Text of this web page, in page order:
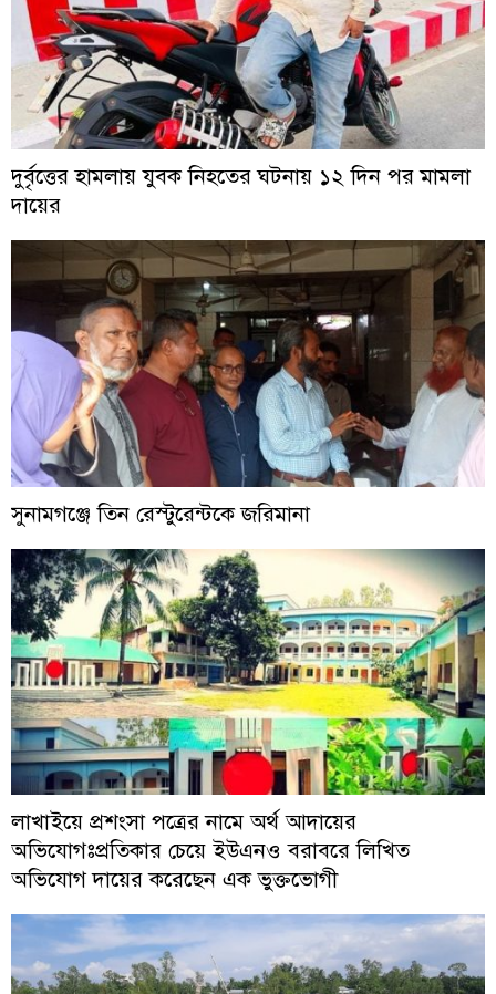
দুর্বৃত্তের হামলায় যুবক নিহতের ঘটনায় ১২ দিন পর মামলা
দায়ের
সুনামগঞ্জে তিন রেস্টুরেন্টকে জরিমানা
লাখাইয়ে প্রশংসা পত্রের নামে অর্থ আদায়ের
অভিযোগঃপ্রতিকার চেয়ে ইউএনও বরাবরে লিখিত
অভিযোগ দায়ের করেছেন এক ভুক্তভোগী